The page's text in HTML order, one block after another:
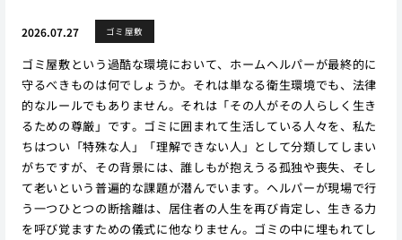
2026.07.27 ゴミ屋敷
ゴミ屋敷という過酷な環境において、ホームヘルパーが最終的に
守るべきものは何でしょうか。それは単なる衛生環境でも、法律
的なルールでもありません。それは「その人がその人らしく生き
るための尊厳」です。ゴミに囲まれて生活している人々を、私た
ちはつい「特殊な人」「理解できない人」として分類してしまい
がちですが、その背景には、誰しもが抱えうる孤独や喪失、そし
て老いという普遍的な課題が潜んでいます。ヘルパーが現場で行
う一つひとつの断捨離は、居住者の人生を再び肯定し、生きる力
を呼び覚ますための儀式に他なりません。ゴミの中に埋もれてし